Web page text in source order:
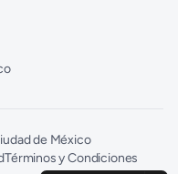
de México
Términos y Condiciones